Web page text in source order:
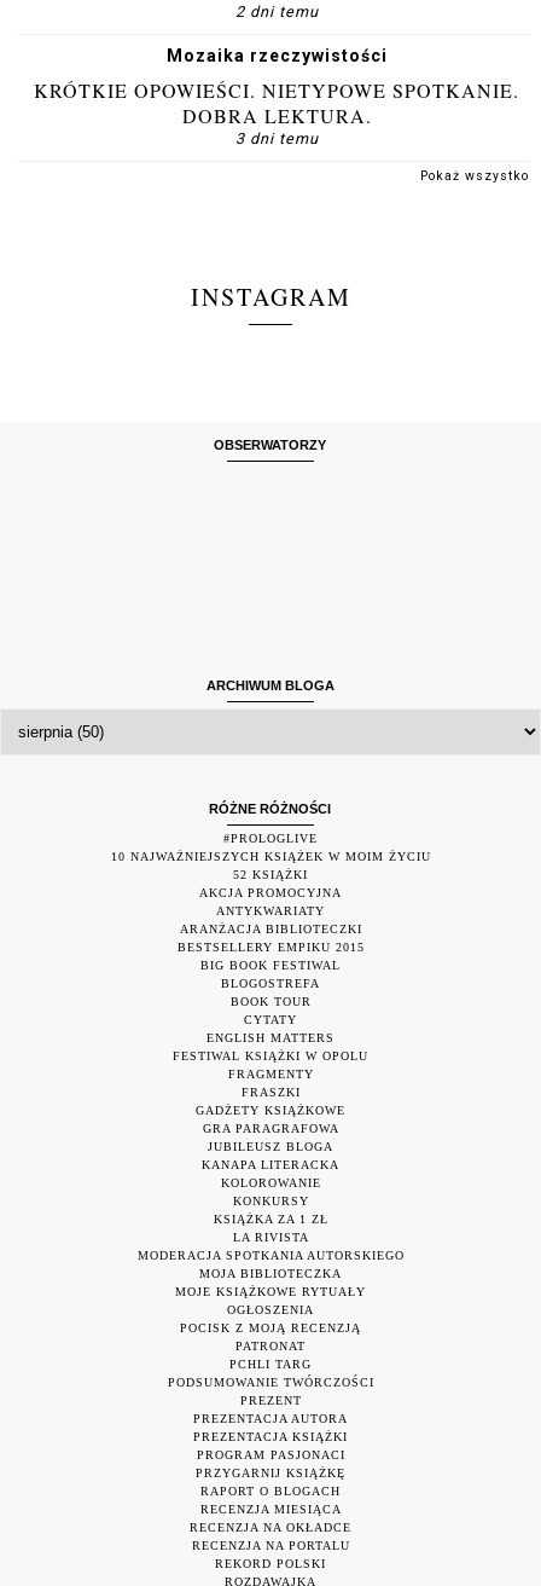
2 dni temu
Mozaika rzeczywistości
KRÓTKIE OPOWIEŚCI. NIETYPOWE SPOTKANIE.
DOBRA LEKTURA.
3 dni temu
Pokaż wszystko
INSTAGRAM
OBSERWATORZY
ARCHIWUM BLOGA
RÓŻNE RÓŻNOŚCI
#PROLOGLIVE
10 NAJWAŻNIEJSZYCH KSIĄŻEK W MOIM ŻYCIU
52 KSIĄŻKI
AKCJA PROMOCYJNA
ANTYKWARIATY
ARANŻACJA BIBLIOTECZKI
BESTSELLERY EMPIKU 2015
BIG BOOK FESTIWAL
BLOGOSTREFA
BOOK TOUR
CYTATY
ENGLISH MATTERS
FESTIWAL KSIĄŻKI W OPOLU
FRAGMENTY
FRASZKI
GADŻETY KSIĄŻKOWE
GRA PARAGRAFOWA
JUBILEUSZ BLOGA
KANAPA LITERACKA
KOLOROWANIE
KONKURSY
KSIĄŻKA ZA 1 ZŁ
LA RIVISTA
MODERACJA SPOTKANIA AUTORSKIEGO
MOJA BIBLIOTECZKA
MOJE KSIĄŻKOWE RYTUAŁY
OGŁOSZENIA
POCISK Z MOJĄ RECENZJĄ
PATRONAT
PCHLI TARG
PODSUMOWANIE TWÓRCZOŚCI
PREZENT
PREZENTACJA AUTORA
PREZENTACJA KSIĄŻKI
PROGRAM PASJONACI
PRZYGARNIJ KSIĄŻKĘ
RAPORT O BLOGACH
RECENZJA MIESIĄCA
RECENZJA NA OKŁADCE
RECENZJA NA PORTALU
REKORD POLSKI
ROZDAWAJKA